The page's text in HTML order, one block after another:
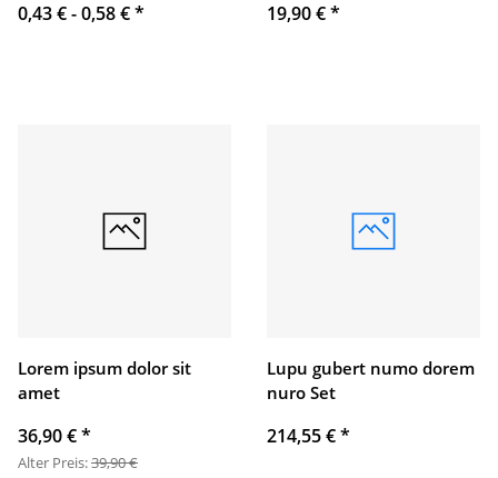
0,43 € -0,58 €* 19,90 €*
Lorem ipsum dolor sit
amet
36,90 €*
Alter Preis:39,90 €
Lupu gubert numo dorem
nuro Set
214,55 €*